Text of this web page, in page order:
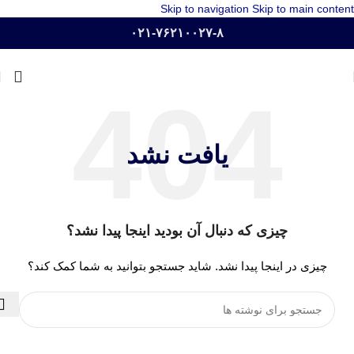
Skip to navigation Skip to main content
۰۲۱-۷۶۲۱۰۰۲۷-۸
یافت نشد
چیزی که دنبال آن بودید اینجا پیدا نشد؟
چیزی در اینجا پیدا نشد. شاید جستجو بتوانید به شما کمک کند؟